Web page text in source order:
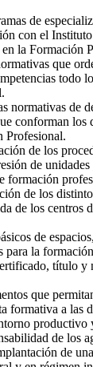
de
con el
la Formación
que
todo
normativas de
conforman los
Profesional.
de los
de
formación
de los
de los centros
de
para la
título y
que
formativa a las
productivo
de los
de